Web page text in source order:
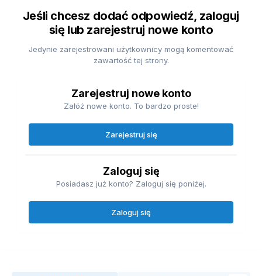
Jeśli chcesz dodać odpowiedź, zaloguj
się lub zarejestruj nowe konto
Jedynie zarejestrowani użytkownicy mogą komentować
zawartość tej strony.
Zarejestruj nowe konto
Załóż nowe konto. To bardzo proste!
Zarejestruj się
Zaloguj się
Posiadasz już konto? Zaloguj się poniżej.
Zaloguj się